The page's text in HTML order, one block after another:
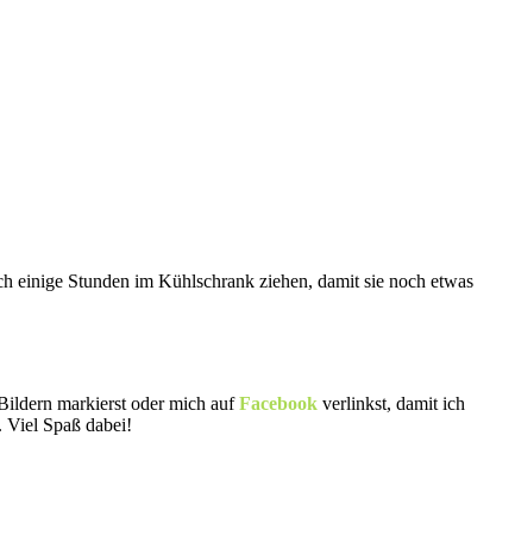
einige Stunden im Kühlschrank ziehen, damit sie noch etwas
markierst oder mich aufFacebook verlinkst, damit ich
Viel Spaß dabei!